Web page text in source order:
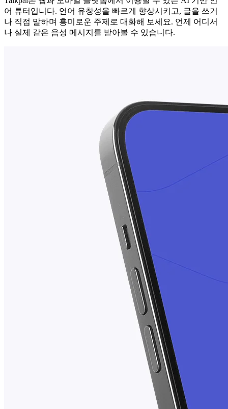
어 튜터입니다. 언어 유창성을 빠르게 향상시키고, 글을 쓰거
나 직접 말하며 흥미로운 주제로 대화해 보세요. 언제 어디서
나 실제 같은 음성 메시지를 받아볼 수 있습니다.